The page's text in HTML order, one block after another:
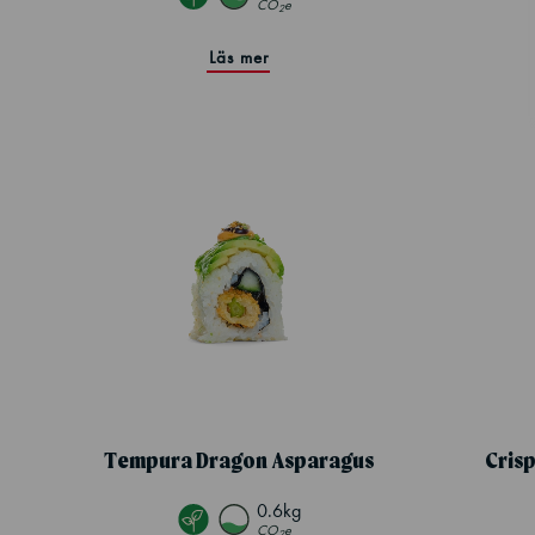
CO2e
Läs mer
Tempura Dragon Asparagus
0.6kg
CO e